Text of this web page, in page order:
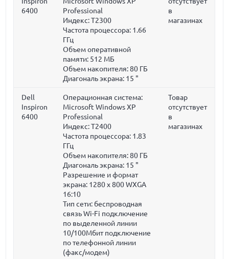
6400
Professional
Индекс: T2300
Частота процессора: 1.66
ГГц
Объем оперативной
памяти: 512 МБ
Объем накопителя:80 ГБ
Диагональ экрана: 15 "
в
магазинах
Dell
Inspiron
6400
Операционная система:
Microsoft Windows XP
Professional
Индекс: T2400
Частота процессора: 1.83
ГГц
Объем накопителя:80 ГБ
Диагональ экрана: 15 "
Разрешение и формат
экрана: 1280 x 800 WXGA
16:10
Тип сети: беспроводная
связь Wi-Fi подключение
по выделенной линии
10/100Мбит подключение
по телефонной линии
(факс/модем)
Товар
отсутствует
в
магазинах